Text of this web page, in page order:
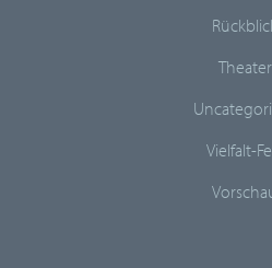
Theater
Vielfalt-